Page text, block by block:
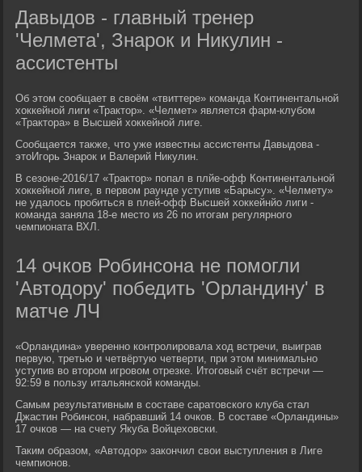
Давыдов - главный тренер
'Челмета', Знарок и Никулин -
ассистенты
Об этом сообщает в своём «твиттере» команда Континентальной
хоккейной лиги «Трактор». «Челмет» является фарм-клубом
«Трактора» в Высшей хоккейной лиге.
Сообщается также, что уже известны ассистенты Давыдова -
этоИгорь Знарок и Валерий Никулин.
В сезоне-2016/17 «Трактор» попал в плйе-офф Континентальной
хоккейной лиге, в первом раунде уступив «Барысу». «Челмету»
не удалось пробиться в плей-офф Высшей хоккейнйо лиги -
команда заняла 18-е место из 26 по итогам регулярного
чемпионата ВХЛ.
14 очков Робинсона не помогли
'Автодору' победить 'Орландину' в
матче ЛЧ
«Орландина» уверенно контролировала ход встречи, выиграв
первую, третью и четвёртую четверти, при этом минимально
уступив во втором игровом отрезке. Итоговый счёт встречи —
92:59 в пользу итальянской команды.
Самым результативным в составе саратовского клуба стал
Джастин Робинсон, набравший 14 очков. В составе «Орландины»
17 очков — на счету Якуба Войцеховски.
Таким образом, «Автодор» закончил свои выступления в Лиге
чемпионов.